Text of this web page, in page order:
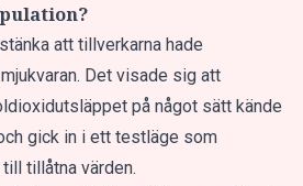
att tillverkarna hade
Det visade sig att
på något sätt kände
gick in i ett testläge som
tillåtna värden.